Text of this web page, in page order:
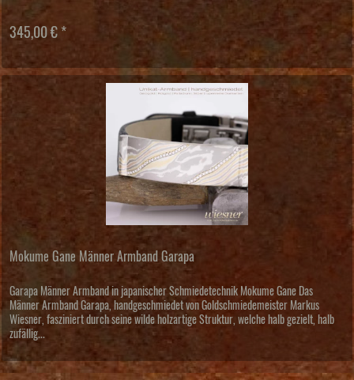
345,00 € *
Mokume Gane Männer Armband Garapa
Garapa Männer Armband in japanischer Schmiedetechnik Mokume Gane Das
Männer Armband Garapa, handgeschmiedet von Goldschmiedemeister Markus
Wiesner, fasziniert durch seine wilde holzartige Struktur, welche halb gezielt, halb
zufällig...